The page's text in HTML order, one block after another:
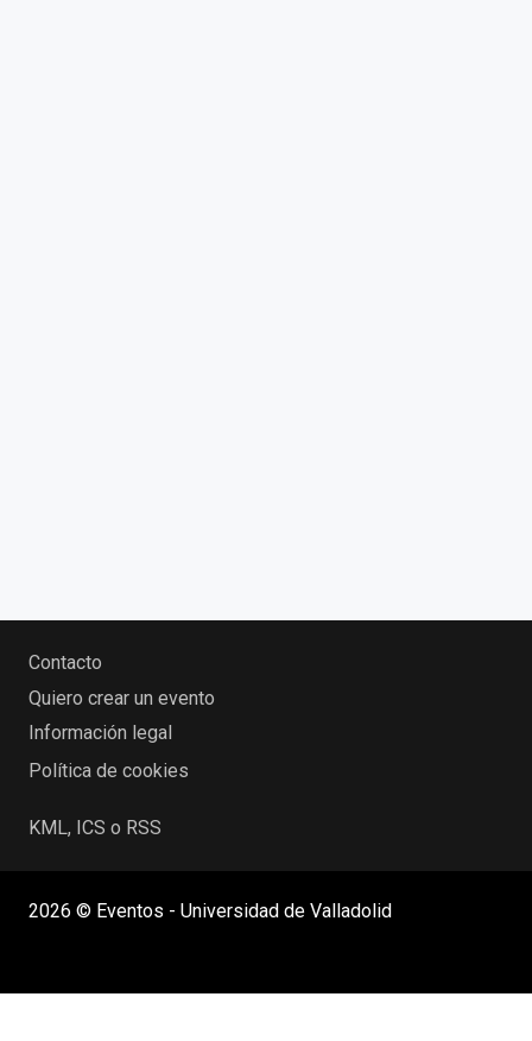
Contacto
Quiero crear un evento
Información legal
Política de cookies
KML, ICS o RSS
2026 © Eventos - Universidad de Valladolid